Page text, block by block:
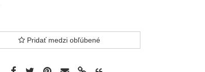
Pridať medzi obľúbené